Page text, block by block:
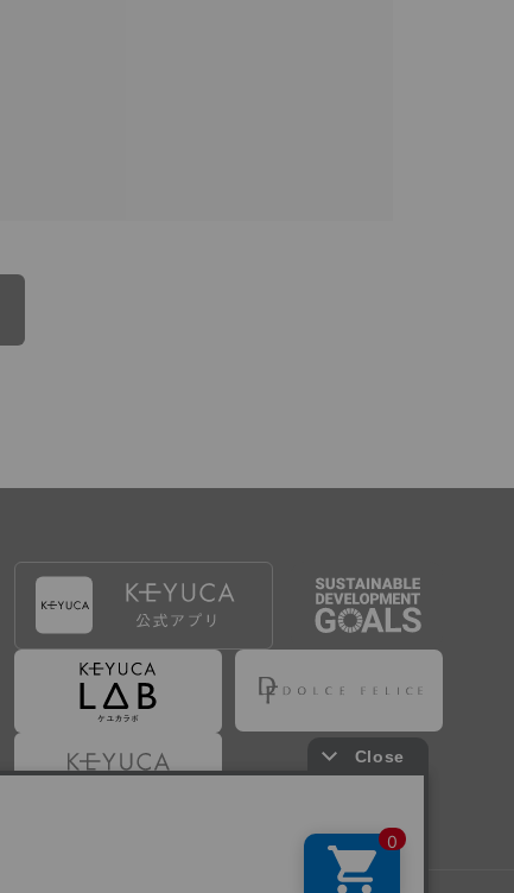
れるものとします。
ことで登録することが出来ます。
断した場合は、弊社は、その登録を取り消す
前に通知することなく一旦なされた登録を取